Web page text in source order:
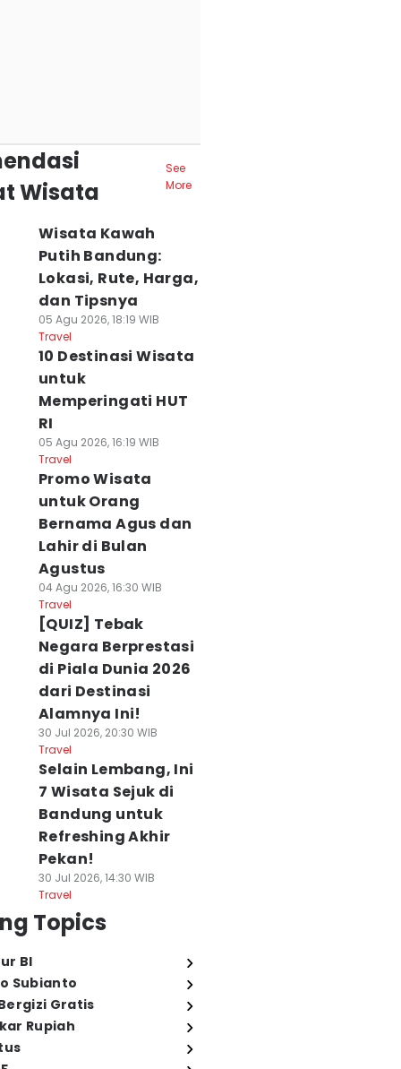
Tangan
2026, 05:25 WIB
Diri dari Rasa
Kecewa
07 Agu 2026, 05:04 WIB
Wisata
See
More
Wisata Kawah
Putih Bandung:
Lokasi, Rute, Harga,
dan Tipsnya
05 Agu 2026, 18:19 WIB
Travel
10 Destinasi Wisata
untuk
Memperingati HUT
RI
05 Agu 2026, 16:19 WIB
Travel
Promo Wisata
untuk Orang
Bernama Agus dan
Lahir di Bulan
Agustus
04 Agu 2026, 16:30 WIB
Travel
[QUIZ] Tebak
Negara Berprestasi
di Piala Dunia 2026
dari Destinasi
Alamnya Ini!
30 Jul 2026, 20:30 WIB
Travel
Selain Lembang, Ini
7 Wisata Sejuk di
Bandung untuk
Refreshing Akhir
Pekan!
30 Jul 2026, 14:30 WIB
Travel
Topics
BI
Subianto
Gratis
Rupiah